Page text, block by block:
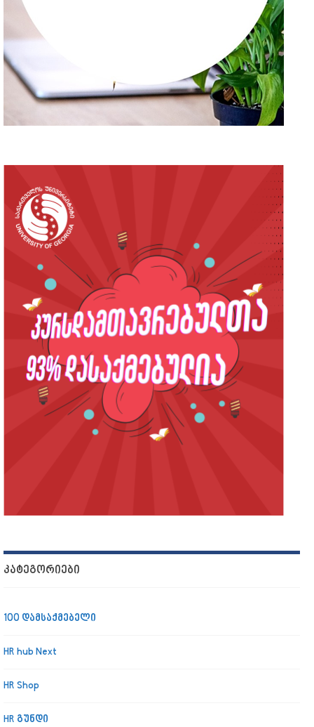
ᲙᲐᲢᲔᲒᲝᲠᲘᲔᲑᲘ
100 დამსაქმებელი
HR hub Next
HR Shop
HR გუნდი